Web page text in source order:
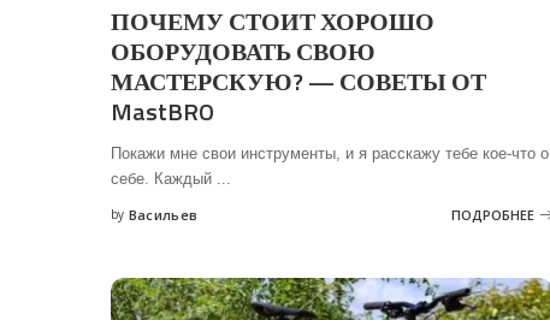
ПОЧЕМУ СТОИТ ХОРОШО
ОБОРУДОВАТЬ СВОЮ
МАСТЕРСКУЮ? — СОВЕТЫ ОТ
MastBRO
Покажи мне свои инструменты, и я расскажу тебе кое-что о
себе. Каждый
Posted
by Васильев ПОДРОБНЕЕ